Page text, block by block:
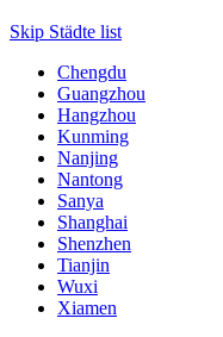
Skip Städte list
Chengdu
Guangzhou
Hangzhou
Kunming
Nanjing
Nantong
Sanya
Shanghai
Shenzhen
Tianjin
Wuxi
Xiamen